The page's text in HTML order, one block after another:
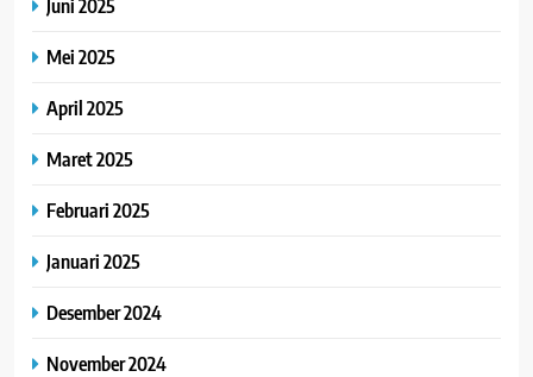
Juni 2025
Mei 2025
April 2025
Maret 2025
Februari 2025
Januari 2025
Desember 2024
November 2024